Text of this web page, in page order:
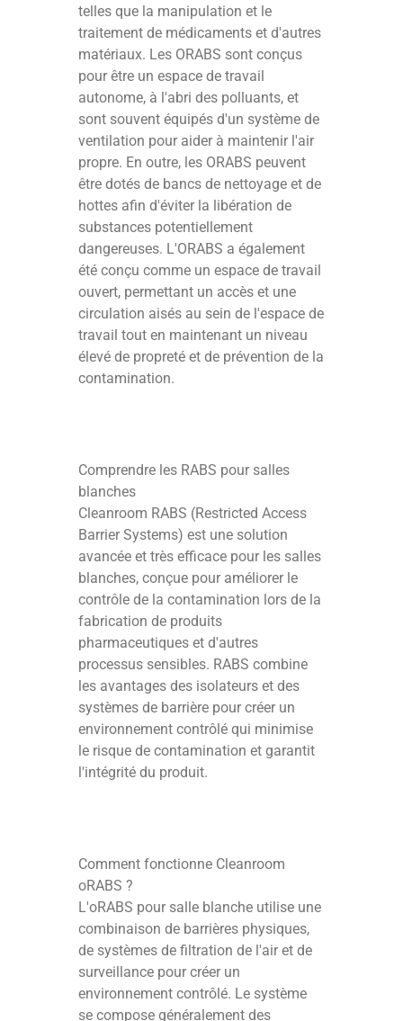
telles que la manipulation et le
traitement de médicaments et d'autres
matériaux. Les ORABS sont conçus
pour être un espace de travail
autonome, à l'abri des polluants, et
sont souvent équipés d'un système de
ventilation pour aider à maintenir l'air
propre. En outre, les ORABS peuvent
être dotés de bancs de nettoyage et de
hottes afin d'éviter la libération de
substances potentiellement
dangereuses. L'ORABS a également
été conçu comme un espace de travail
ouvert, permettant un accès et une
circulation aisés au sein de l'espace de
travail tout en maintenant un niveau
élevé de propreté et de prévention de la
contamination.
Comprendre les RABS pour salles
blanches
Cleanroom RABS (Restricted Access
Barrier Systems) est une solution
avancée et très efficace pour les salles
blanches, conçue pour améliorer le
contrôle de la contamination lors de la
fabrication de produits
pharmaceutiques et d'autres
processus sensibles. RABS combine
les avantages des isolateurs et des
systèmes de barrière pour créer un
environnement contrôlé qui minimise
le risque de contamination et garantit
l'intégrité du produit.
Comment fonctionne Cleanroom
oRABS ?
L'oRABS pour salle blanche utilise une
combinaison de barrières physiques,
de systèmes de filtration de l'air et de
surveillance pour créer un
environnement contrôlé. Le système
se compose généralement des